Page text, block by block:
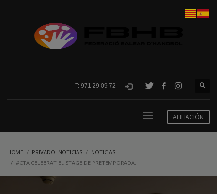
T: 971 29 09 72
AFILIACIÓN
HOME PRIVADO: NOTICIAS
NOTICIAS
#CTA CELEBRAT EL STAGE DE PRETEMPORADA.